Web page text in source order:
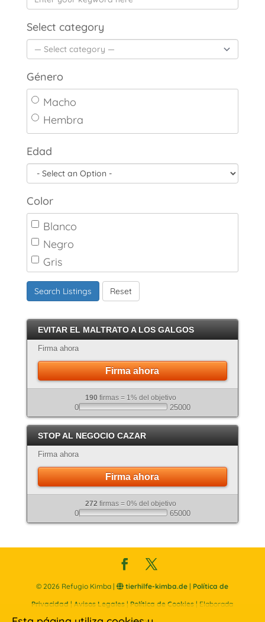
Select category
Género
Macho
Hembra
Edad
Color
Blanco
Negro
Gris
Marrón
Canela
Crema
Atigrado
Search Listings Reset
EVITAR EL MALTRATO A LOS GALGOS
Firma ahora
Firma ahora
190 firmas = 1% del objetivo
0 25000
STOP AL NEGOCIO CAZAR
Firma ahora
Firma ahora
272 firmas = 0% del objetivo
0 65000
©2026 Refugio Kimba | tierhilfe-kimba.de | Política de
Privacidad | Avisos Legales | Política de Cookies | Elaborada